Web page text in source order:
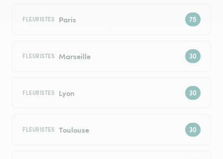
FLEURISTES Paris
FLEURISTES Marseille
FLEURISTES Lyon
FLEURISTES Toulouse